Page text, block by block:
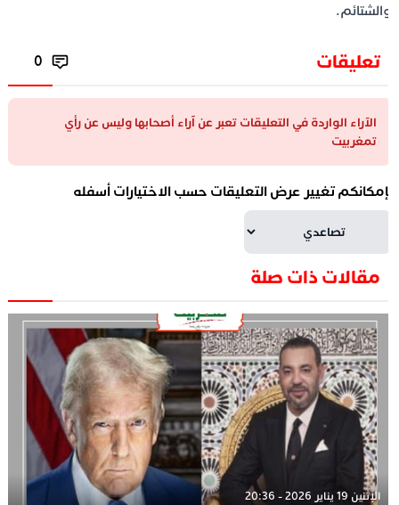
تعليقات 0
الآراء الواردة في التعليقات تعبر عن آراء أصحابها وليس عن رأي
تمغربيت
تغيير عرض التعليقات حسب الاختيارات أسفله
مقالات ذات صلة
الإثنين 19 يناير 2026 - 20:36